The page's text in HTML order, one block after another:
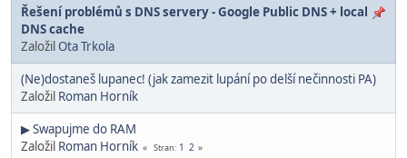
Řešení problémů s DNS servery - Google Public DNS + local
DNS cache
Založil Ota Trkola
(Ne)dostaneš lupanec! (jak zamezit lupání po delší nečinnosti PA)
Založil Roman Horník
▶ Swapujme do RAM
Založil Roman Horník Stran 1 2